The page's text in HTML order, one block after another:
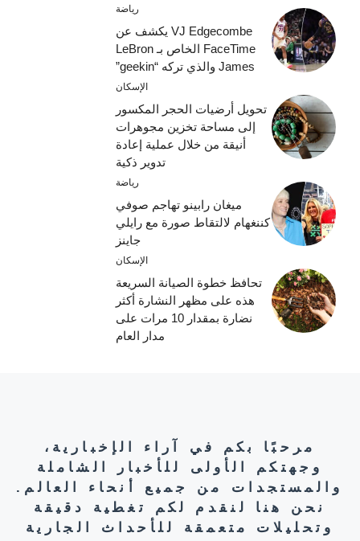
رياضة
VJ Edgecombe يكشف عن
FaceTime الخاص بـ LeBron
James والذي تركه “geekin”
الإسكان
تحويل أرضيات الحجر المكسور
إلى مساحة تخزين مجوهرات
أنيقة من خلال عملية إعادة
تدوير ذكية
رياضة
ميغان رابينو تهاجم صوفي
كننغهام لالتقاط صورة مع رايلي
جاينز
الإسكان
تحافظ خطوة الصيانة السريعة
هذه على مظهر النشارة أكثر
نضارة بمقدار 10 مرات على
مدار العام
مرحبًا بكم في آراء الإخبارية،
وجهتكم الأولى للأخبار الشاملة
والمستجدات من جميع أنحاء العالم.
نحن هنا لنقدم لكم تغطية دقيقة
وتحليلات متعمقة للأحداث الجارية